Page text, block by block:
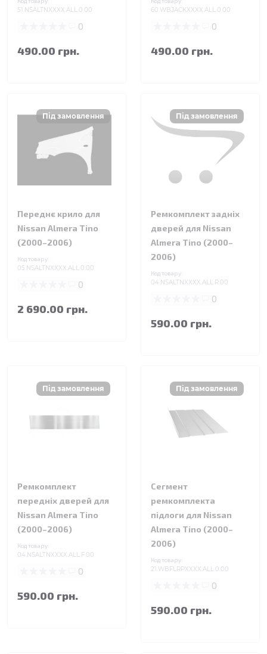
51.NSALTNXXXX.ALL.0.00
0
490.00 грн.
60.WBJACKXXXX.ALL.0.00
0
490.00 грн.
Переднє крило для
Nissan Almera Tino
(2000–2006)
Код товару:
05.NSALTNXXXX.ALL.0.00
0
2 690.00 грн.
Ремкомплект задніх
дверей для Nissan
Almera Tino (2000–
2006)
Код товару:
04.NSALTNXXXX.ALL.R.00
0
590.00 грн.
Ремкомплект
передніх дверей для
Nissan Almera Tino
(2000–2006)
Код товару:
04.NSALTNXXXX.ALL.F.00
0
590.00 грн.
Сегмент
ремкомплекта
підлоги для Nissan
Almera Tino (2000–
2006)
Код товару:
21.WBFLRPXXXX.ALL.0.00
0
590.00 грн.